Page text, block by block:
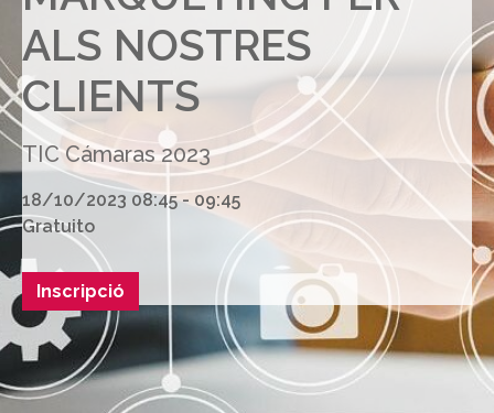
ALS NOSTRES
CLIENTS
TIC Cámaras 2023
18/10/2023 08:45 - 09:45
Gratuito
Inscripció